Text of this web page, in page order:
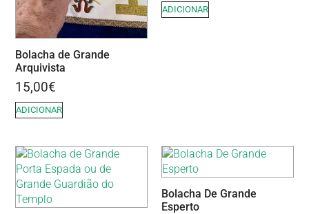
Bolacha de Grande
Arquivista
15,00€
ADICIONAR
ADICIONAR
Bolacha De Grande
Esperto